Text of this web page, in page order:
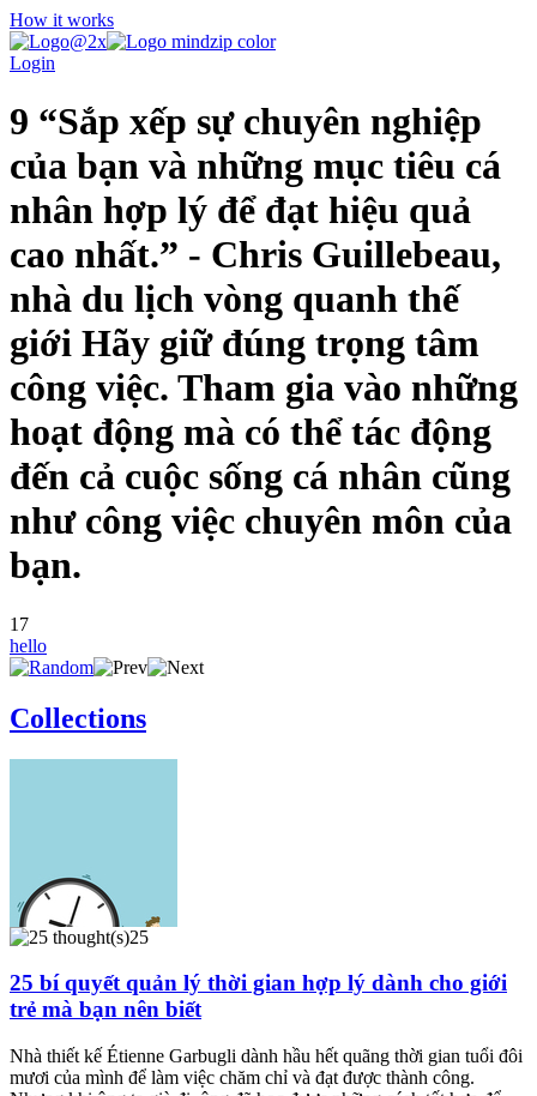
How it works
Login
9 “Sắp xếp sự chuyên nghiệp
của bạn và những mục tiêu cá
nhân hợp lý để đạt hiệu quả
cao nhất.” - Chris Guillebeau,
nhà du lịch vòng quanh thế
giới Hãy giữ đúng trọng tâm
công việc. Tham gia vào những
hoạt động mà có thể tác động
đến cả cuộc sống cá nhân cũng
như công việc chuyên môn của
bạn.
17
hello
Collections
25
25 bí quyết quản lý thời gian hợp lý dành cho giới
trẻ mà bạn nên biết
Nhà thiết kế Étienne Garbugli dành hầu hết quãng thời gian tuổi đôi
mươi của mình để làm việc chăm chỉ và đạt được thành công.